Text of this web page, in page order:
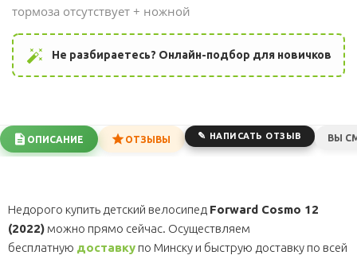
тормоза отсутствует + ножной
auto_fix_high Не разбираетесь? Онлайн-подбор для новичков
ОПИСАНИЕ ОТЗЫВЫ НАПИСАТЬ ОТЗЫВ ВЫ
Недорого купить детский велосипед Forward Cosmo 12
(2022) можно прямо сейчас. Осуществляем
бесплатную доставку по Минску и быструю доставку по всей